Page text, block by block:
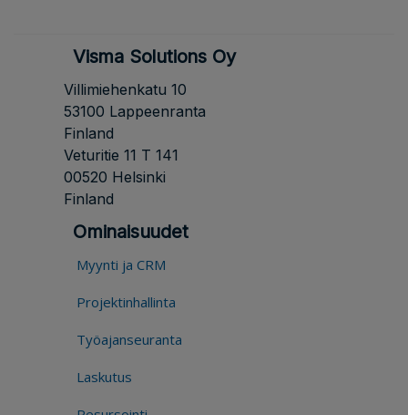
Visma Solutions Oy
Villimiehenkatu 10
53100 Lappeenranta
Finland
Veturitie 11 T 141
00520 Helsinki
Finland
Ominaisuudet
Myynti ja CRM
Projektinhallinta
Työajanseuranta
Laskutus